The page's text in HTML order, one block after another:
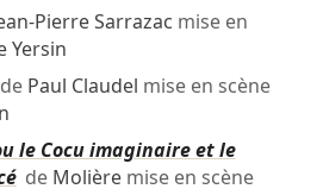
Pierre Sarrazac mise en
Yersin
Paul Claudel mise en scène
le Cocu imaginaire et le
de Molièremise en scène